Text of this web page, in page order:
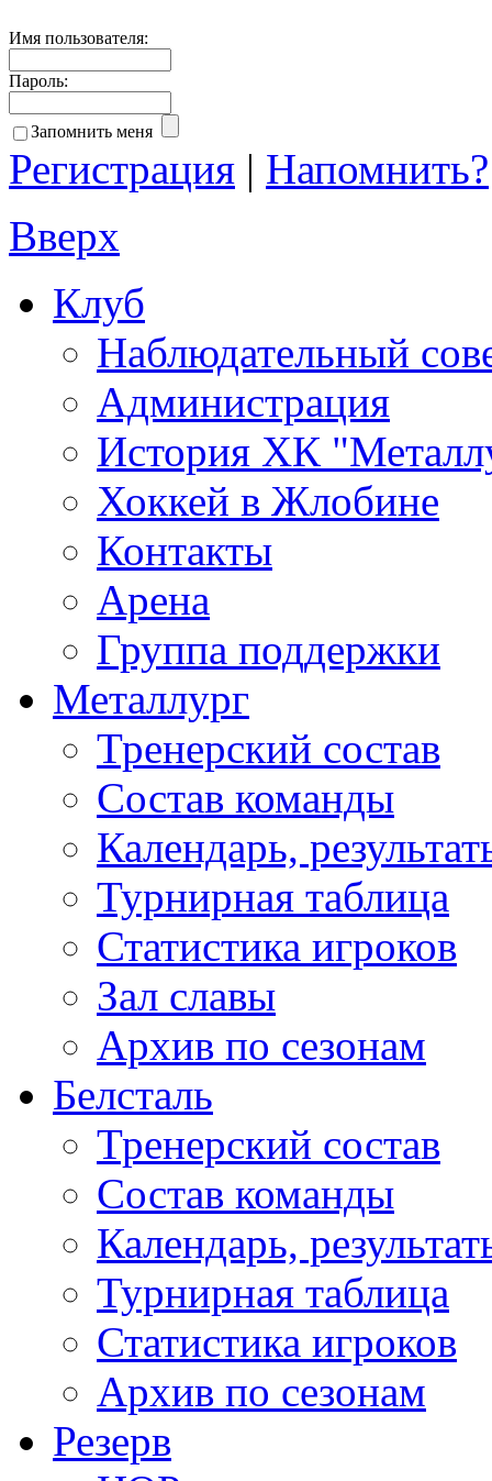
Имя пользователя:
Пароль:
Запомнить меня
Регистрация | Напомнить?
Вверх
Клуб
Наблюдательный
Администрация
История ХК
Хоккей в Жлобине
Контакты
Арена
Группа поддержки
Металлург
Тренерский состав
Состав команды
Календарь,
Турнирная таблица
Статистика игроков
Зал славы
Архив по сезонам
Белсталь
Тренерский состав
Состав команды
Календарь,
Турнирная таблица
Статистика игроков
Архив по сезонам
Резерв